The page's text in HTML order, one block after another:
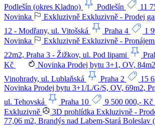
Podlešín (okres Kladno)
Podlešín
11
Novinka
Exkluzivně Exkluzivně - Prodej
12 - Modřany, ul. Vitošská
Praha 4
1
Novinka
Exkluzivně Exkluzivně -
22m2, Praha 3 - Žižkov, ul. Pod lipami
Kč
Novinka Prodej bytu 3+1, OV,
Vinohrady, ul. Lublaňská
Praha 2
15
Novinka Prodej bytu 3+1/L/G/S, OV, 69m2,
ul. Tehovská
Praha 10 9 500 000,- Kč
Exkluzivně
3D prohlídka Exkluzivně -
77,06 m2, Brandýs nad Labem-Stará Boleslav